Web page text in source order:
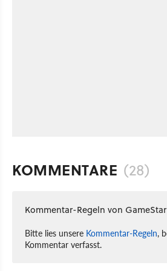
KOMMENTARE (28)
Kommentar-Regeln von GameStar
Bitte lies unsere Kommentar-Regeln,
Kommentar verfasst.